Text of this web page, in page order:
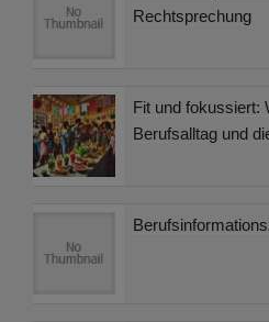
Rechtsprechung
Fit und fokussiert:
Berufsalltag und